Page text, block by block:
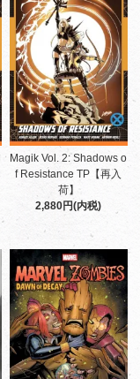
Magik Vol. 2: Shadows o
f Resistance TP【再入
荷】
2,880円(内税)